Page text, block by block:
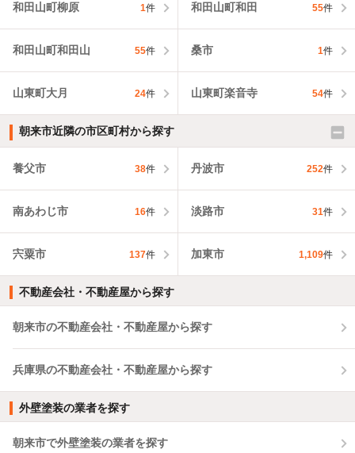
和田山町柳原 1件 和田山町和田 55件
和田山町和田山 55件 桑市 1件
山東町大月 24件 山東町楽音寺 54件
朝来市近隣の市区町村から探す
養父市 38件 丹波市 252件
南あわじ市 16件 淡路市 31件
宍粟市 137件 加東市 1,109件
不動産会社・不動産屋から探す
朝来市の不動産会社・不動産屋から探す
兵庫県の不動産会社・不動産屋から探す
外壁塗装の業者を探す
朝来市で外壁塗装の業者を探す